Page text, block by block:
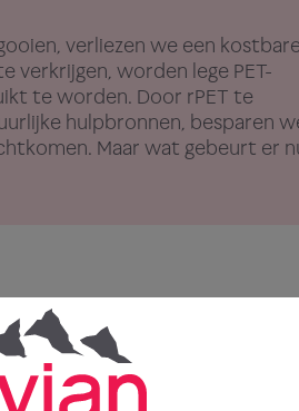
verliezen we een
verkrijgen, worden lege PET-
te worden. Door rPET te
hulpbronnen, besparen
Maar wat gebeurt er